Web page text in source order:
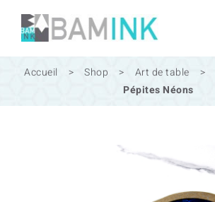
Passer
contenu
Accueil > Shop > Art de table >
Pépites Néons